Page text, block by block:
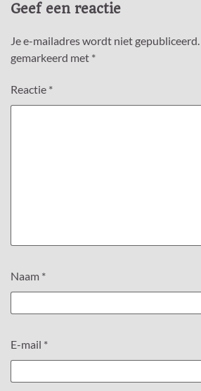
Geef een reactie
Je e-mailadres wordt niet gepubliceerd.
gemarkeerd met *
Reactie *
Naam *
E-mail *